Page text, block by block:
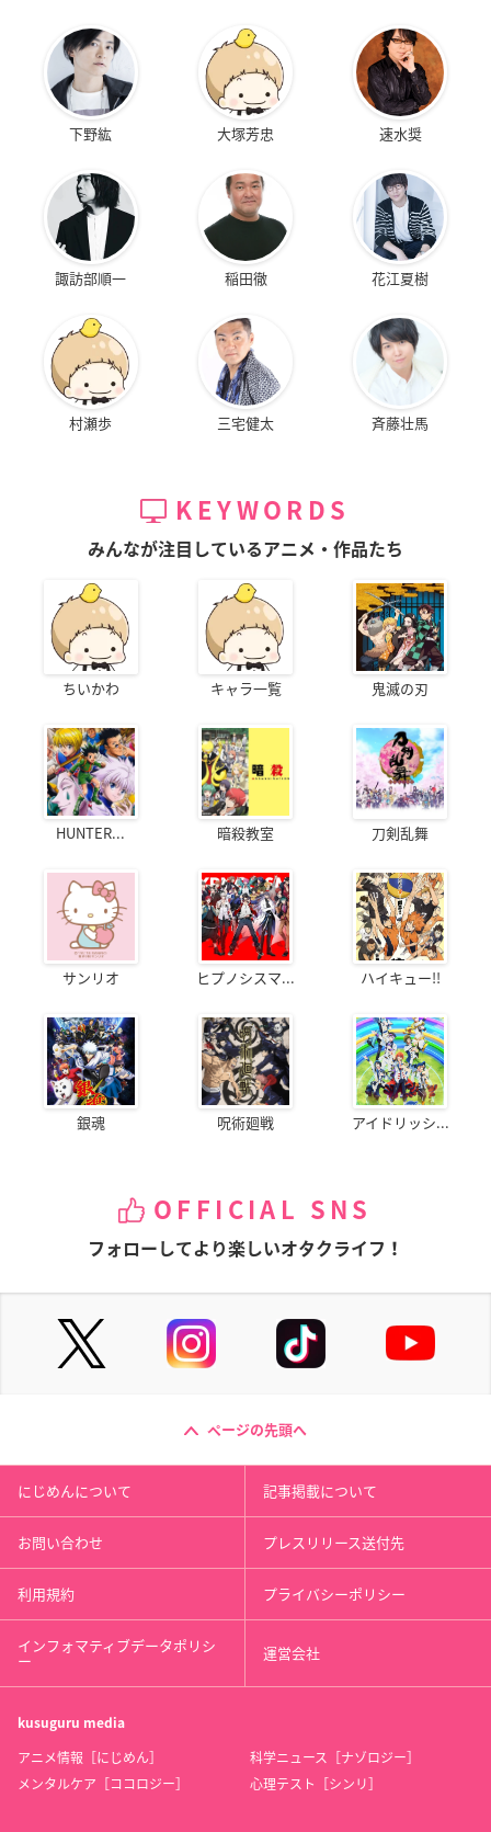
下野紘 大塚芳忠 速水奨
諏訪部順一 稲田徹 花江夏樹
村瀬歩 三宅健太 斉藤壮馬
KEYWORDS
みんなが注目しているアニメ・作品たち
ちいかわ キャラ一覧 鬼滅の刃
HUNTER... 暗殺教室 刀剣乱舞
サンリオ ヒプノシスマ... ハイキュー!!
銀魂 呪術廻戦 アイドリッシ...
OFFICIAL SNS
フォローしてより楽しいオタクライフ！
ページの先頭へ
にじめんについて 記事掲載について
お問い合わせ プレスリリース送付先
利用規約 プライバシーポリシー
インフォマティブデータポリシ
ー 運営会社
kusuguru media
アニメ情報［にじめん］
科学ニュース［ナゾロジー］
メンタルケア［ココロジー］
心理テスト［シンリ］